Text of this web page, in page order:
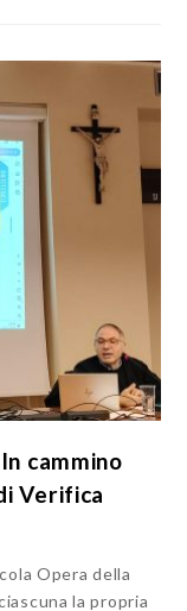
cammino
Verifica
Opera della
la propria